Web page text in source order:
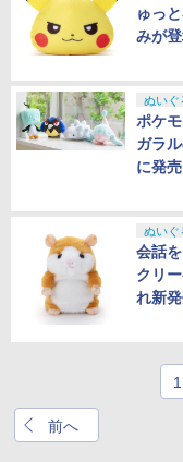
ゅっ
みが
ぬいぐ
ポケ
ガラ
に発売
ぬいぐ
会話
クリ
れ新
前へ
1